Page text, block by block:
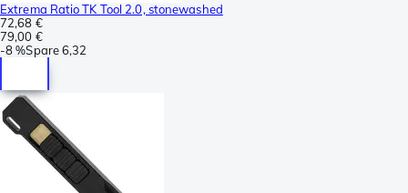
Extrema Ratio TK Tool 2.0, stonewashed
72,68 €
79,00 €
-8 %Spare6,32